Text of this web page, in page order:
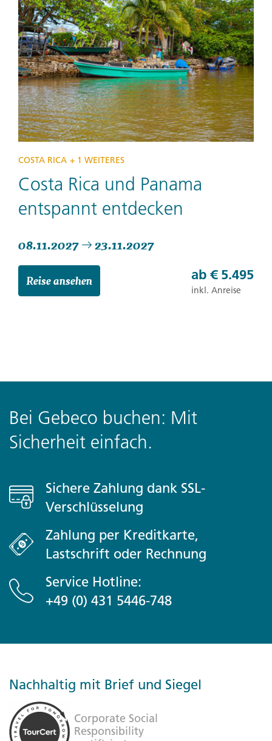
COSTA RICA + 1 WEITERES
Costa Rica und Panama
entspannt entdecken
08.11.2027 23.11.2027
Reise ansehen ab € 5.495
inkl. Anreise
Bei Gebeco buchen: Mit
Sicherheit einfach.
Sichere Zahlung dank SSL-
Verschlüsselung
Zahlung per Kreditkarte,
Lastschrift oder Rechnung
Service Hotline:
+49 (0) 431 5446-748
Nachhaltig mit Brief und Siegel